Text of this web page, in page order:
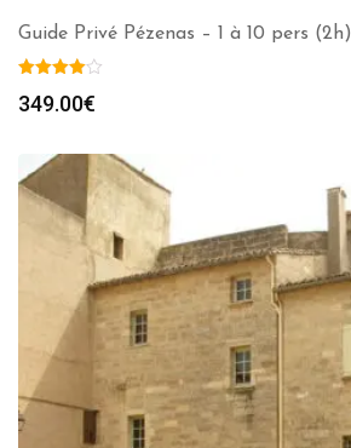
Guide Privé Pézenas – 1 à 10 pers (2h)
349.00€